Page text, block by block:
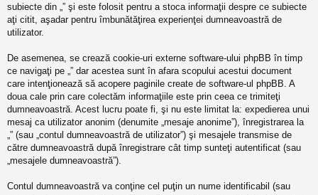
subiecte din „” şi este folosit pentru a stoca informaţii despre ce subiecte
aţi citit, aşadar pentru îmbunătăţirea experienţei dumneavoastră de
utilizator.
De asemenea, se crează cookie-uri externe software-ului phpBB în timp
ce navigaţi pe „” dar acestea sunt în afara scopului acestui document
care intenţionează să acopere paginile create de software-ul phpBB. A
doua cale prin care colectăm informaţiile este prin ceea ce trimiteţi
dumneavoastră. Acest lucru poate fi, şi nu este limitat la: expedierea unui
mesaj ca utilizator anonim (denumite „mesaje anonime”), înregistrarea la
„” (sau „contul dumneavoastră de utilizator”) şi mesajele transmise de
către dumneavoastră după înregistrare cât timp sunteţi autentificat (sau
„mesajele dumneavoastră”).
Contul dumneavoastră va conţine cel puţin un nume identificabil (sau